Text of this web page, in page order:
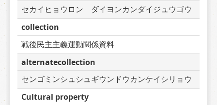
セカイヒョウロン　ダイヨンカンダイジュウゴウ
collection
戦後民主主義運動関係資料
alternatecollection
センゴミンシュシュギウンドウカンケイシリョウ
Cultural property